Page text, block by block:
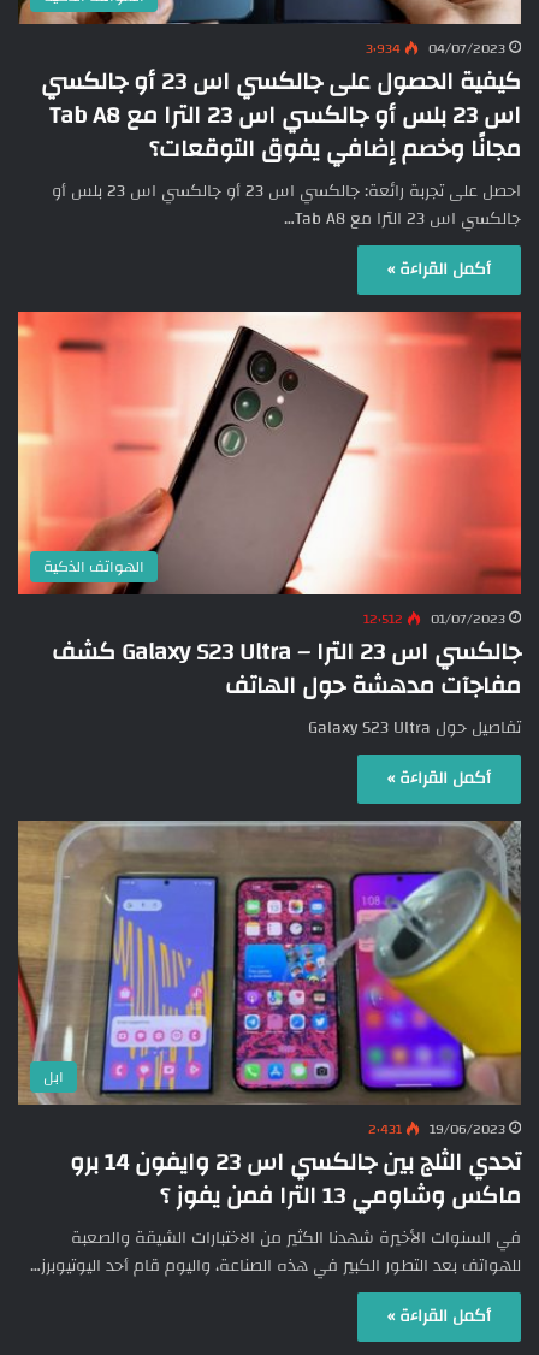
04/07/2023 3٬934
كيفية الحصول على جالكسي اس 23 أو جالكسي
اس 23 بلس أو جالكسي اس 23 الترا مع Tab A8
مجانًا وخصم إضافي يفوق التوقعات؟
احصل على تجربة رائعة: جالكسي اس 23 أو جالكسي اس 23 بلس أو
جالكسي اس 23 الترا مع Tab A8…
أكمل القراءة »
الهواتف الذكية
01/07/2023 12٬512
جالكسي اس 23 الترا – Galaxy S23 Ultra كشف
مفاجآت مدهشة حول الهاتف
تفاصيل حول Galaxy S23 Ultra
أكمل القراءة »
ابل
19/06/2023 2٬431
تحدي الثلج بين جالكسي اس 23 وايفون 14 برو
ماكس وشاومي 13 الترا فمن يفوز ؟
في السنوات الأخيرة شهدنا الكثير من الاختبارات الشيقة والصعبة
للهواتف بعد التطور الكبير في هذه الصناعة، واليوم قام أحد اليوتيوبرز…
أكمل القراءة »